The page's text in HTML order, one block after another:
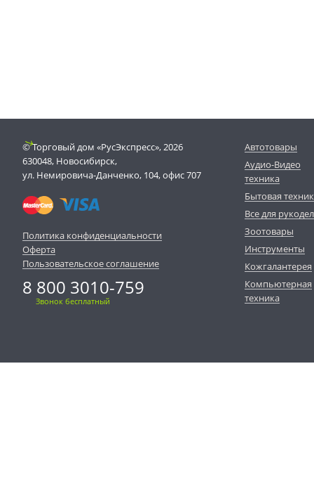
© Торговый дом «РусЭкспресс», 2026
630048, Новосибирск,
ул. Немировича-Данченко, 104, офис 707
Политика конфиденциальности
Оферта
Пользовательское соглашение
8 800 3010-759
Звонок бесплатный
Автотовары
Аудио-Видео
техника
Бытовая
Все для
Зоотовары
Инструменты
Кожгалантерея
Компьютерная
техника